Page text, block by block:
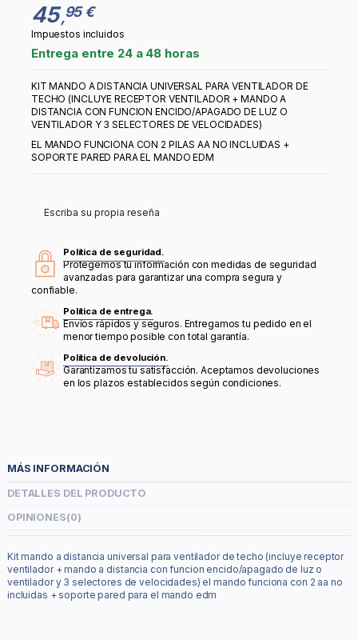
45 ,95 €
Impuestos incluidos
Entrega entre 24 a 48 horas
KIT MANDO A DISTANCIA UNIVERSAL PARA VENTILADOR DE
TECHO (INCLUYE RECEPTOR VENTILADOR + MANDO A
DISTANCIA CON FUNCION ENCIDO/APAGADO DE LUZ O
VENTILADOR Y 3 SELECTORES DE VELOCIDADES)
EL MANDO FUNCIONA CON 2 PILAS AA NO INCLUIDAS +
SOPORTE PARED PARA EL MANDO EDM
Escriba su propia reseña
Política de seguridad.
Protegemos tu información con medidas de seguridad
avanzadas para garantizar una compra segura y
confiable.
Política de entrega.
Envíos rápidos y seguros. Entregamos tu pedido en el
menor tiempo posible con total garantía.
Política de devolución.
Garantizamos tu satisfacción. Aceptamos devoluciones
en los plazos establecidos según condiciones.
MÁS INFORMACIÓN
DETALLES DEL PRODUCTO
OPINIONES(0)
Kit mando a distancia universal para ventilador de techo (incluye receptor
ventilador + mando a distancia con funcion encido/apagado de luz o
ventilador y 3 selectores de velocidades) el mando funciona con 2 aa no
incluidas + soporte pared para el mando edm